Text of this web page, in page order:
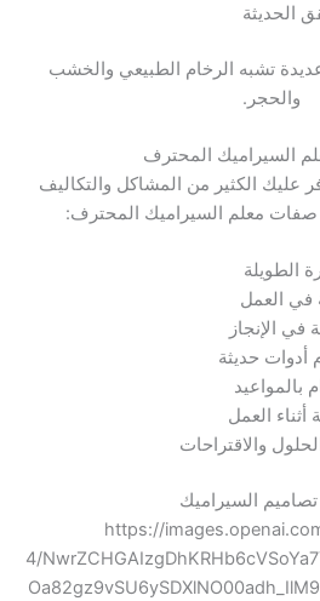
الحديثة
تشبه الرخام الطبيعي والخشب
والحجر.
السيراميك المحترف
عليك الكثير من المشاكل والتكاليف
صفات معلم السيراميك المحترف:
الطويلة
في العمل
في الإنجاز
أدوات حديثة
بالمواعيد
أثناء العمل
والاقتراحات
السيراميك